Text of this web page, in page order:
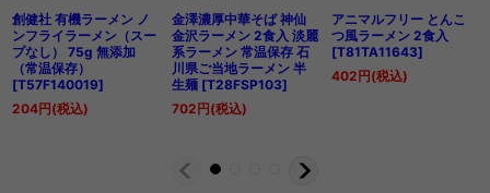
創健社 有機ラーメン ノ
ンフライラーメン（スー
プなし） 75g 無添加
（常温保存）
[T57F140019]
204円(税込)
金澤濃厚中華そば 神仙
金沢ラーメン 2食入 淡麗
系ラーメン 常温保存 石
川県ご当地ラーメン 半
生麺 [T28FSP103]
702円(税込)
アニマルフリー とんこ
つ風ラーメン 2食入
[T81TA11643]
402円(税込)